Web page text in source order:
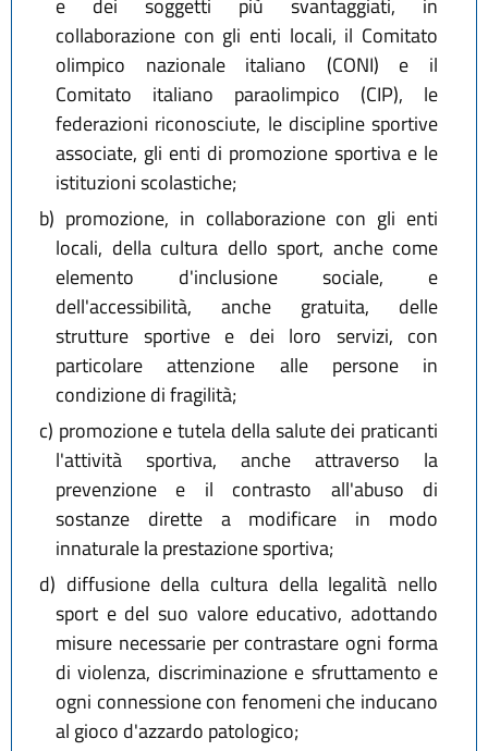
e dei soggetti più svantaggiati, in
collaborazione con gli enti locali, il Comitato
olimpico nazionale italiano (CONI) e il
Comitato italiano paraolimpico (CIP), le
federazioni riconosciute, le discipline sportive
associate, gli enti di promozione sportiva e le
istituzioni scolastiche;
b) promozione, in collaborazione con gli enti
locali, della cultura dello sport, anche come
elemento d'inclusione sociale, e
dell'accessibilità, anche gratuita, delle
strutture sportive e dei loro servizi, con
particolare attenzione alle persone in
condizione di fragilità;
c) promozione e tutela della salute dei praticanti
l'attività sportiva, anche attraverso la
prevenzione e il contrasto all'abuso di
sostanze dirette a modificare in modo
innaturale la prestazione sportiva;
d) diffusione della cultura della legalità nello
sport e del suo valore educativo, adottando
misure necessarie per contrastare ogni forma
di violenza, discriminazione e sfruttamento e
ogni connessione con fenomeni che inducano
al gioco d'azzardo patologico;